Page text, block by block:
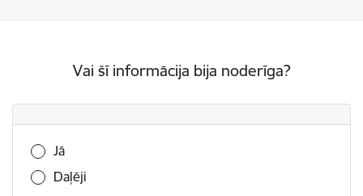
Vai šī informācija bija noderīga?
Vai šī informācija bija noderīga?
Jā
Daļēji